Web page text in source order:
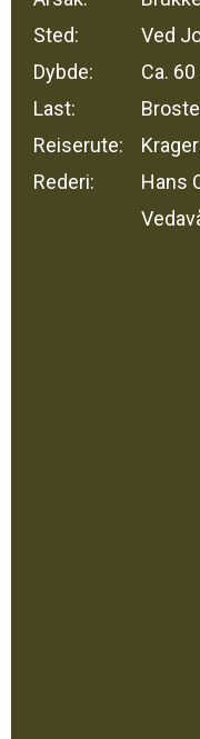
Sted:
Ved
Dybde:
Ca.
Last:
Reiserute:
Rederi:
Hans